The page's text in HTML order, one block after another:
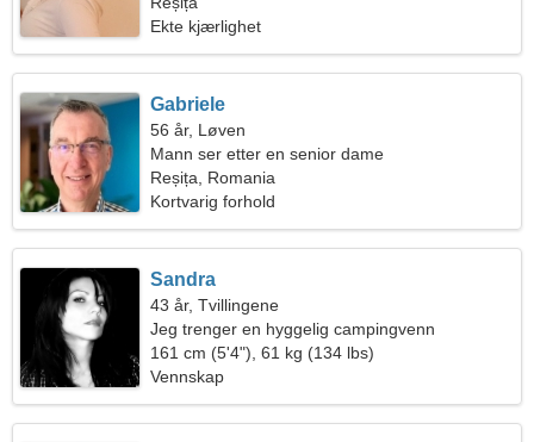
Ekte kjærlighet
Gabriele
56 år, Løven
Mann ser etter en senior dame
Reșița, Romania
Kortvarig forhold
Sandra
43 år, Tvillingene
Jeg trenger en hyggelig campingvenn
161 cm (5'4"), 61 kg (134 lbs)
Vennskap